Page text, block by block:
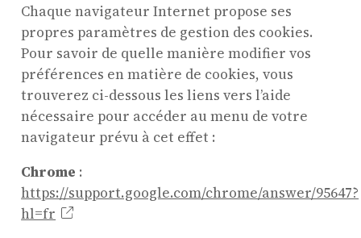
Chaque navigateur Internet propose ses
propres paramètres de gestion des cookies.
Pour savoir de quelle manière modifier vos
préférences en matière de cookies, vous
trouverez ci-dessous les liens vers l’aide
nécessaire pour accéder au menu de votre
navigateur prévu à cet effet :
Chrome :
https://support.google.com/chrome/answer/95647?
hl=fr